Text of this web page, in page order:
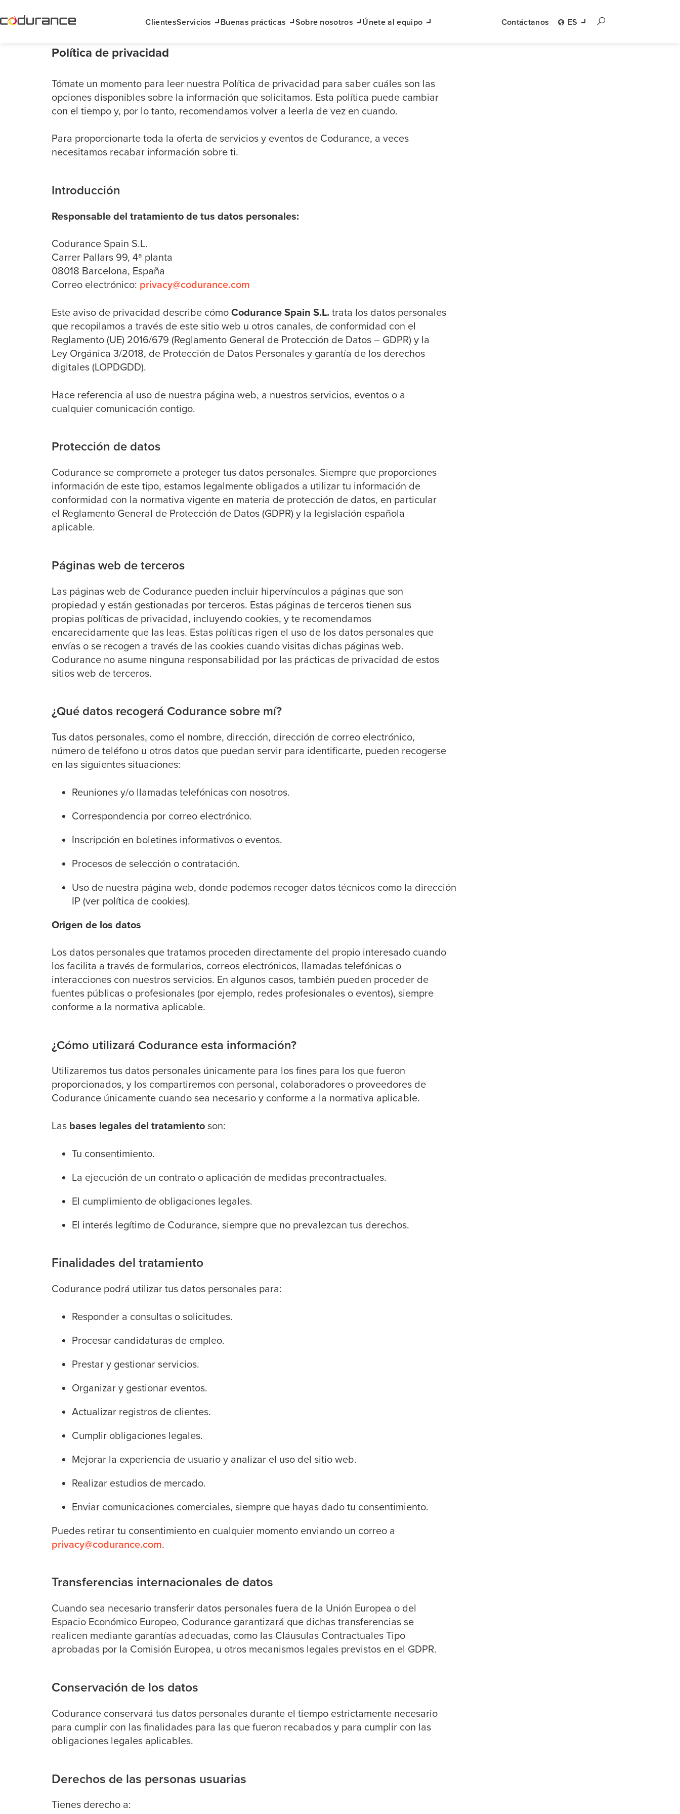
ClientesServicios Buenas prácticas Sobre nosotros Únete al equipo Contáctanos ES
Política de privacidad
Tómate un momento para leer nuestra Política de privacidad para saber cuáles son las
opciones disponibles sobre la información que solicitamos. Esta política puede cambiar
con el tiempo y, por lo tanto, recomendamos volver a leerla de vez en cuando.
Para proporcionarte toda la oferta de servicios y eventos de Codurance, a veces
necesitamos recabar información sobre ti.
Introducción
Responsable del tratamiento de tus datos personales:
Codurance Spain S.L.
Carrer Pallars 99, 4ª planta
08018 Barcelona, España
Correo electrónico: privacy@codurance.com
Este aviso de privacidad describe cómo Codurance Spain S.L. trata los datos personales
que recopilamos a través de este sitio web u otros canales, de conformidad con el
Reglamento (UE) 2016/679 (Reglamento General de Protección de Datos – GDPR) y la
Ley Orgánica 3/2018, de Protección de Datos Personales y garantía de los derechos
digitales (LOPDGDD).
Hace referencia al uso de nuestra página web, a nuestros servicios, eventos o a
cualquier comunicación contigo.
Protección de datos
Codurance se compromete a proteger tus datos personales. Siempre que proporciones
información de este tipo, estamos legalmente obligados a utilizar tu información de
conformidad con la normativa vigente en materia de protección de datos, en particular
el Reglamento General de Protección de Datos (GDPR) y la legislación española
aplicable.
Páginas web de terceros
Las páginas web de Codurance pueden incluir hipervínculos a páginas que son
propiedad y están gestionadas por terceros. Estas páginas de terceros tienen sus
propias políticas de privacidad, incluyendo cookies, y te recomendamos
encarecidamente que las leas. Estas políticas rigen el uso de los datos personales que
envías o se recogen a través de las cookies cuando visitas dichas páginas web.
Codurance no asume ninguna responsabilidad por las prácticas de privacidad de estos
sitios web de terceros.
¿Qué datos recogerá Codurance sobre mí?
Tus datos personales, como el nombre, dirección, dirección de correo electrónico,
número de teléfono u otros datos que puedan servir para identificarte, pueden recogerse
en las siguientes situaciones:
Reuniones y/o llamadas telefónicas con nosotros.
Correspondencia por correo electrónico.
Inscripción en boletines informativos o eventos.
Procesos de selección o contratación.
Uso de nuestra página web, donde podemos recoger datos técnicos como la dirección
IP (ver política de cookies).
Origen de los datos
Los datos personales que tratamos proceden directamente del propio interesado cuando
los facilita a través de formularios, correos electrónicos, llamadas telefónicas o
interacciones con nuestros servicios. En algunos casos, también pueden proceder de
fuentes públicas o profesionales (por ejemplo, redes profesionales o eventos), siempre
conforme a la normativa aplicable.
¿Cómo utilizará Codurance esta información?
Utilizaremos tus datos personales únicamente para los fines para los que fueron
proporcionados, y los compartiremos con personal, colaboradores o proveedores de
Codurance únicamente cuando sea necesario y conforme a la normativa aplicable.
Las bases legales del tratamiento son:
Tu consentimiento.
La ejecución de un contrato o aplicación de medidas precontractuales.
El cumplimiento de obligaciones legales.
El interés legítimo de Codurance, siempre que no prevalezcan tus derechos.
Finalidades del tratamiento
Codurance podrá utilizar tus datos personales para:
Responder a consultas o solicitudes.
Procesar candidaturas de empleo.
Prestar y gestionar servicios.
Organizar y gestionar eventos.
Actualizar registros de clientes.
Cumplir obligaciones legales.
Mejorar la experiencia de usuario y analizar el uso del sitio web.
Realizar estudios de mercado.
Enviar comunicaciones comerciales, siempre que hayas dado tu consentimiento.
Puedes retirar tu consentimiento en cualquier momento enviando un correo a
privacy@codurance.com.
Transferencias internacionales de datos
Cuando sea necesario transferir datos personales fuera de la Unión Europea o del
Espacio Económico Europeo, Codurance garantizará que dichas transferencias se
realicen mediante garantías adecuadas, como las Cláusulas Contractuales Tipo
aprobadas por la Comisión Europea, u otros mecanismos legales previstos en el GDPR.
Conservación de los datos
Codurance conservará tus datos personales durante el tiempo estrictamente necesario
para cumplir con las finalidades para las que fueron recabados y para cumplir con las
obligaciones legales aplicables.
Derechos de las personas usuarias
Tienes derecho a: